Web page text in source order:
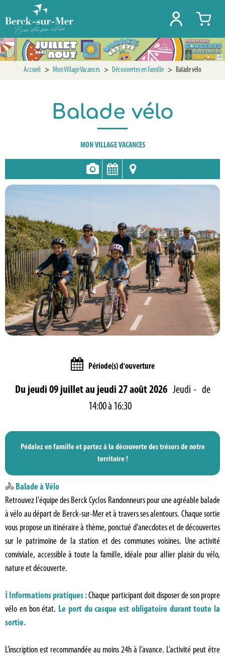
Accueil > Mon Village Vacances > Découvertes en Famille > Balade vélo
Balade vélo
MON VILLAGE VACANCES
Période(s) d'ouverture
Du jeudi 09 juillet au jeudi 27 août 2026 Jeudi
de
14:00 à 16:30
Pédalez en famille et partez à la découverte des trésors de notre
territoire !
🚴 Balade à Vélo
Retrouvez l'équipe des Berck Cyclos Randonneurs pour une agréable balade
à vélo au départ de Berck-sur-Mer et à travers ses alentours. Chaque sortie
vous propose un itinéraire à thème, ponctué d'anecdotes et de découvertes
sur le patrimoine de la station et des communes voisines. Une activité
conviviale, accessible à toute la famille, idéale pour allier plaisir du vélo,
nature et découverte.
ℹ️ Informations pratiques :Chaque participant doit disposer de son propre
vélo en bon état. Le port du casque est obligatoire durant toute la
sortie.
L’inscription est recommandée au moins 24h à l’avance. L’activité peut être